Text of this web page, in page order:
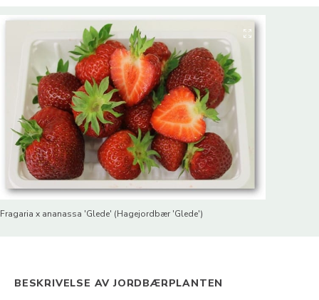
Fragaria x ananassa 'Glede' (Hagejordbær 'Glede')
BESKRIVELSE AV JORDBÆRPLANTEN